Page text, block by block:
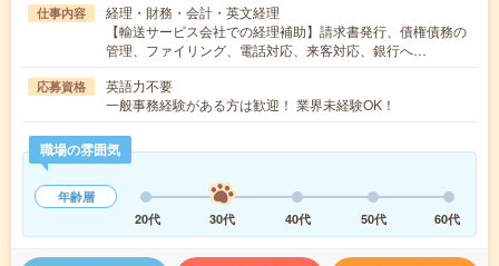
仕事内容
経理・財務・会計・英文経理
【輸送サービス会社での経理補助】請求書発行、債権債務の
管理、ファイリング、電話対応、来客対応、銀行へ…
応募資格
英語力不要
一般事務経験がある方は歓迎！ 業界未経験OK！
職場の雰囲気
年齢層
20代
30代 40代 50代 60代